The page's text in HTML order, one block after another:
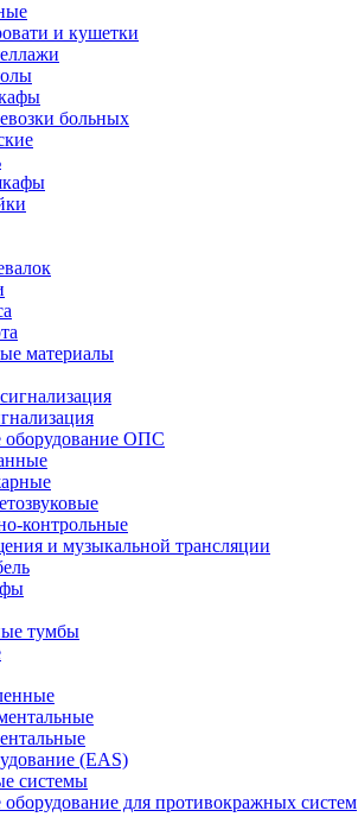
и кушетки
больных
материалы
оборудование ОПС
контрольные
и музыкальной трансляции
тумбы
(EAS)
системы
для противокражных систем